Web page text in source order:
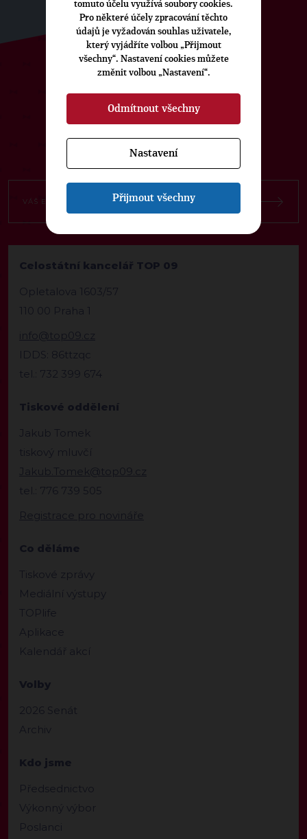
NEWSLETTER
Celostátní kancelář TOP 09
Opletalova 1603/57
110 00 Praha 1
info@top09.cz
IDDS: 86ttzqc
tel.: 732 399 674
Tiskové oddělení
Jakub Tomek
tiskový mluvčí
Jakub.Tomek@top09.cz
tel.: 776 739 505
Registrace pro novináře
Co děláme
Tiskové zprávy
Mediální výstupy
TOPlife
Aplikace
Kalendář akcí
Volby
2026 Senát
Archiv
Kdo jsme
Předsednictvo
Výkonný výbor
Poslanci
tomuto účelu využívá soubory cookies.
Pro některé účely zpracování těchto
údajů je vyžadován souhlas uživatele,
který vyjádříte volbou „Přijmout
všechny“. Nastavení cookies můžete
změnit volbou „Nastavení“.
Odmítnout všechny
Nastavení
Přijmout všechny